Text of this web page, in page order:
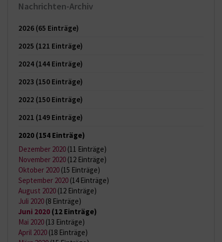
Nachrichten-Archiv
2026 (65 Einträge)
2025 (121 Einträge)
2024 (144 Einträge)
2023 (150 Einträge)
2022 (150 Einträge)
2021 (149 Einträge)
2020 (154 Einträge)
Dezember 2020 (11 Einträge)
November 2020 (12 Einträge)
Oktober 2020 (15 Einträge)
September 2020 (14 Einträge)
August 2020 (12 Einträge)
Juli 2020 (8 Einträge)
Juni 2020 (12 Einträge)
Mai 2020 (13 Einträge)
April 2020 (18 Einträge)